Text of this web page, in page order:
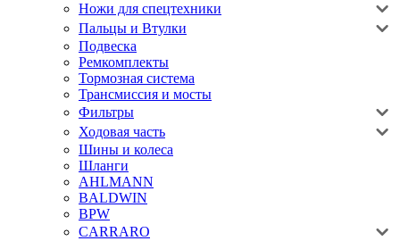
Ножи для спецтехники
Пальцы и Втулки
Подвеска
Ремкомплекты
Тормозная система
Трансмиссия и мосты
Фильтры
Ходовая часть
Шины и колеса
Шланги
AHLMANN
BALDWIN
BPW
CARRARO